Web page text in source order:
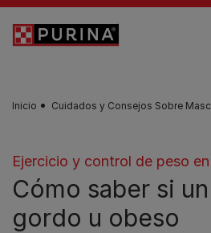
Skip to main content
Inicio Cuidados y Consejos Sobre
Ejercicio y control de peso
Cómo saber si
gordo u obeso